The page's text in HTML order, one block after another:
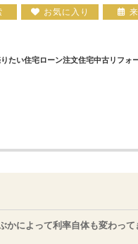
たい住宅ローン注文住宅中古リフォ
かによって利率自体も変わっ
お気に入り